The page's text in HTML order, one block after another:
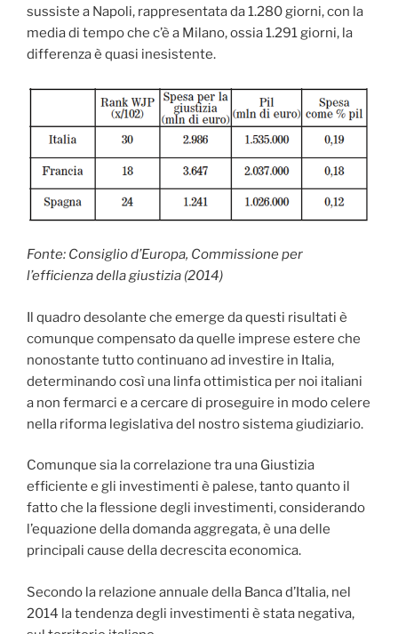
sussiste a Napoli, rappresentata da 1.280 giorni, con la
media di tempo che c’è a Milano, ossia 1.291 giorni, la
differenza è quasi inesistente.
Fonte: Consiglio d’Europa, Commissione per
l’efficienza della giustizia (2014)
Il quadro desolante che emerge da questi risultati è
comunque compensato da quelle imprese estere che
nonostante tutto continuano ad investire in Italia,
determinando così una linfa ottimistica per noi italiani
a non fermarci e a cercare di proseguire in modo celere
nella riforma legislativa del nostro sistema giudiziario.
Comunque sia la correlazione tra una Giustizia
efficiente e gli investimenti è palese, tanto quanto il
fatto che la flessione degli investimenti, considerando
l’equazione della domanda aggregata, è una delle
principali cause della decrescita economica.
Secondo la relazione annuale della Banca d’Italia, nel
2014 la tendenza degli investimenti è stata negativa,